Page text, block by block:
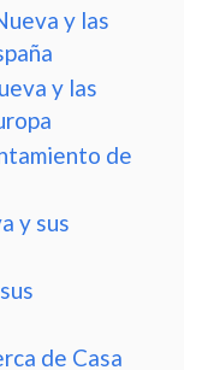
y las
y las
de
y sus
de Casa